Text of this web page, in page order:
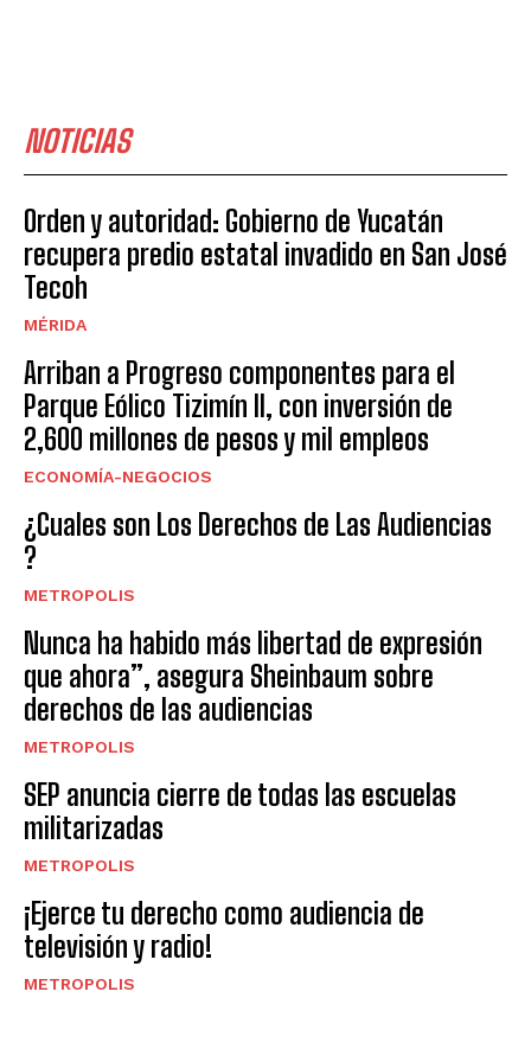
NOTICIAS
Orden y autoridad: Gobierno de Yucatán
recupera predio estatal invadido en San José
Tecoh
MÉRIDA
Arriban a Progreso componentes para el
Parque Eólico Tizimín II, con inversión de
2,600 millones de pesos y mil empleos
ECONOMÍA-NEGOCIOS
¿Cuales son Los Derechos de Las Audiencias
?
METROPOLIS
Nunca ha habido más libertad de expresión
que ahora”, asegura Sheinbaum sobre
derechos de las audiencias
METROPOLIS
SEP anuncia cierre de todas las escuelas
militarizadas
METROPOLIS
¡Ejerce tu derecho como audiencia de
televisión y radio!
METROPOLIS